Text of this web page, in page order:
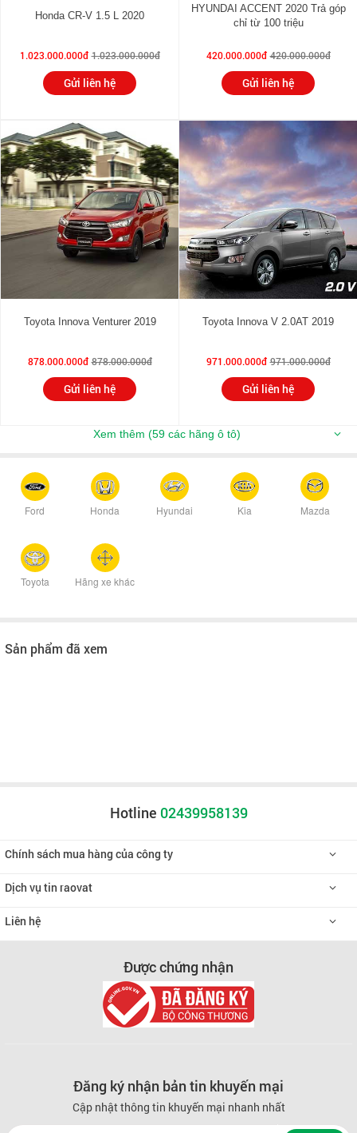
Honda CR-V 1.5 L 2020
1.023.000.000đ 1.023.000.000đ
Gửi liên hệ
HYUNDAI ACCENT 2020 Trả góp
chỉ từ 100 triệu
420.000.000đ 420.000.000đ
Gửi liên hệ
Toyota Innova Venturer 2019
878.000.000đ 878.000.000đ
Gửi liên hệ
Toyota Innova V 2.0AT 2019
971.000.000đ 971.000.000đ
Gửi liên hệ
Xem thêm (59 các hãng ô tô)
Ford Honda Hyundai Kia Mazda
Toyota Hãng xe khác
Sản phẩm đã xem
Hotline 02439958139
Chính sách mua hàng của công ty
Dịch vụ tin raovat
Liên hệ
Được chứng nhận
Đăng ký nhận bản tin khuyến mại
Cập nhật thông tin khuyến mại nhanh nhất